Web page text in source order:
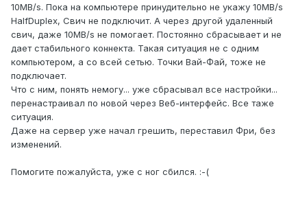
10MB/s. Пока на компьютере принудительно не укажу 10MB/s
HalfDuplex, Свич не подключит. А через другой удаленный
свич, даже 10MB/s не помогает. Постоянно сбрасывает и не
дает стабильного коннекта. Такая ситуация не с одним
компьютером, а со всей сетью. Точки Вай-Фай, тоже не
подключает.
Что с ним, понять немогу... уже сбрасывал все настройки...
перенастраивал по новой через Веб-интерфейс. Все таже
ситуация.
Даже на сервер уже начал грешить, переставил Фри, без
изменений.
Помогите пожалуйста, уже с ног сбился. :-(